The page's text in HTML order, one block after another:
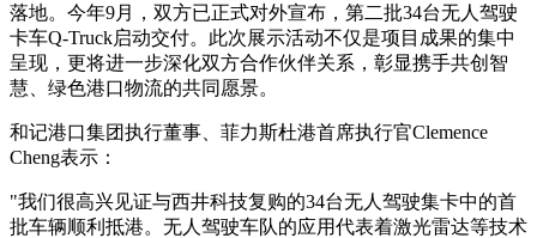
落地。今年9月，双方已正式对外宣布，第二批34台无人驾驶
卡车Q-Truck启动交付。此次展示活动不仅是项目成果的集中
呈现，更将进一步深化双方合作伙伴关系，彰显携手共创智
慧、绿色港口物流的共同愿景。
和记港口集团执行董事、菲力斯杜港首席执行官Clemence
Cheng表示：
"我们很高兴见证与西井科技复购的34台无人驾驶集卡中的首
批车辆顺利抵港。无人驾驶车队的应用代表着激光雷达等技术